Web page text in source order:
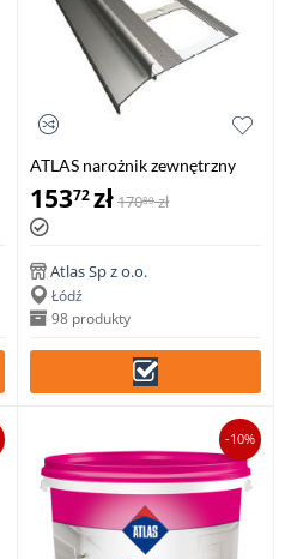
ATLAS narożnik zewnętrzny
90° system 100, balkonowo-
tarasowy (1 szt.)
15372zł17080 zł
Atlas Sp z o.o.
Łódź
98 produkty
-10%